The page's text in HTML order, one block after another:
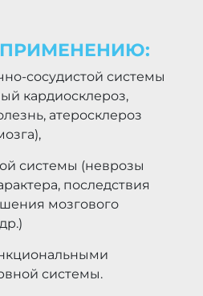
сосудистой системы
кардиосклероз,
атеросклероз
системы (неврозы
последствия
мозгового
системы.